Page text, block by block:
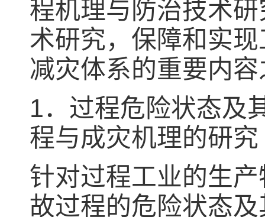
程机理与防治技术
术研究，保障和实
减灾体系的重要内
1．过程危险状态及
程与成灾机理的研究
针对过程工业的生
故过程的危险状态